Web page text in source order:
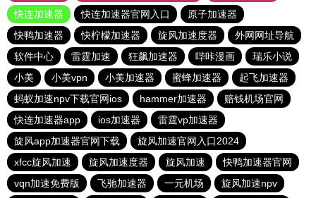
快连加速器
快连加速器官网入口
原子加速器
快鸭加速器
快柠檬加速器 旋风加速度器
外网网址导航
软件中心
雷霆加速 狂飙加速器 哔咔漫画
瑞乐小说
小美
小美vpn 小美加速器 蜜蜂加速器
起飞加速器
蚂蚁加速npv下载官网ios
hammer加速器
赔钱机场官网
快连加速器app
ios加速器
雷霆vp加速器
旋风app加速器官网下载
旋风加速官网入口2024
xfcc旋风加速
旋风加速度器 旋风加速
快鸭加速器官网
vqn加速免费版
飞驰加速器 一元机场
旋风加速npv